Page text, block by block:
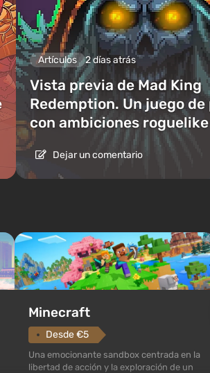
Artículos 2 días atrás
Vista previa de Mad King
Redemption. Un juego de
con ambiciones roguelike
Dejar un comentario
Minecraft
Desde €5
Una emocionante sandbox centrada en la
libertad de acción y la exploración de un